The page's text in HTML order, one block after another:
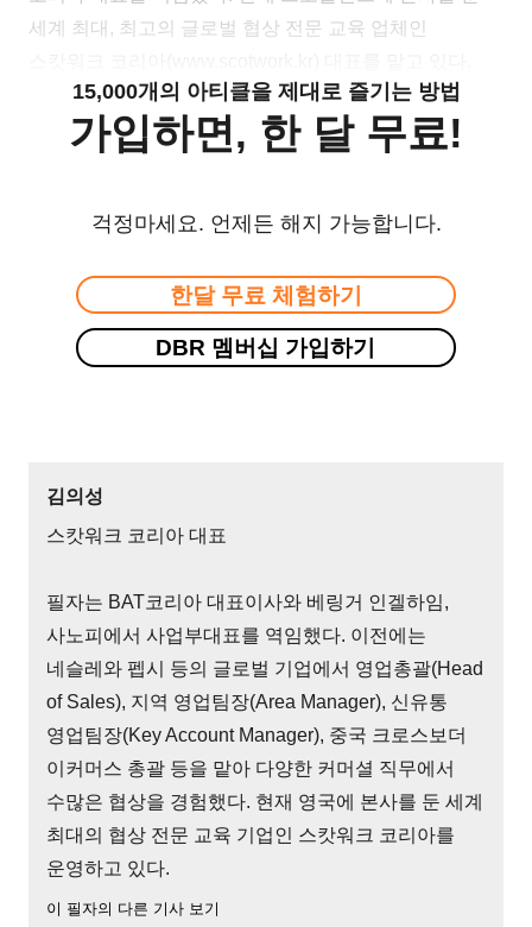
세계 최대, 최고의 글로벌 협상 전문 교육 업체인
15,000개의 아티클을 제대로 즐기는 방법
가입하면, 한 달 무료!
걱정마세요. 언제든 해지 가능합니다.
한달 무료 체험하기
DBR 멤버십 가입하기
김의성
스캇워크 코리아 대표
필자는 BAT코리아 대표이사와 베링거 인겔하임,
사노피에서 사업부대표를 역임했다. 이전에는
네슬레와 펩시 등의 글로벌 기업에서 영업총괄(Head
of Sales), 지역 영업팀장(Area Manager), 신유통
영업팀장(Key Account Manager), 중국 크로스보더
이커머스 총괄 등을 맡아 다양한 커머셜 직무에서
수많은 협상을 경험했다. 현재 영국에 본사를 둔 세계
최대의 협상 전문 교육 기업인 스캇워크 코리아를
운영하고 있다.
이 필자의 다른 기사 보기